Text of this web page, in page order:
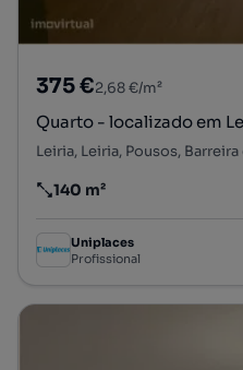
375 €2,68 €/m²
Quarto - localizado em
Leiria, Leiria, Pousos,
Preço por metro quadrado
140 m²
Uniplaces
Profissional